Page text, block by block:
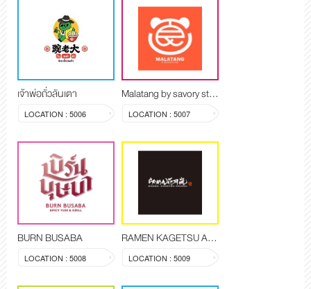
เจ้าพ่อถั่วลันเตา
LOCATION : 5006
Malatang by savory story
LOCATION : 5007
BURN BUSABA
LOCATION : 5008
RAMEN KAGETSU ARASHI
LOCATION : 5009